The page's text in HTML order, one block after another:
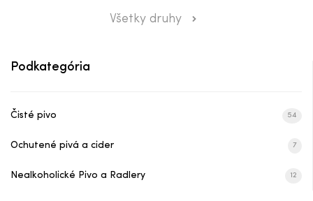
No Beer Original
Budvar Nealko
Corona Cero
Všetky druhy
Podkategória
Čisté pivo 54
Ochutené pivá a cider 7
Nealkoholické Pivo a Radlery 12